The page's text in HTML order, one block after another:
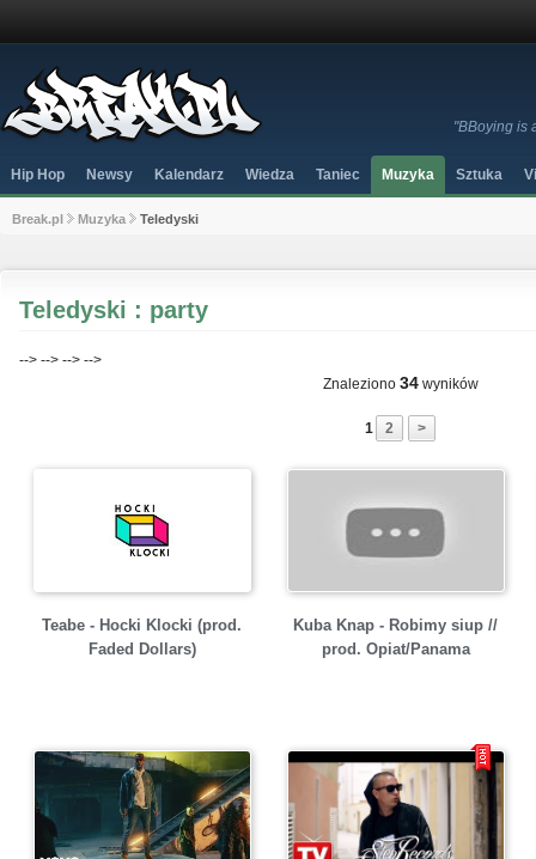
"BBoying is
Hip Hop Newsy Kalendarz Wiedza Taniec Muzyka Sztuka
Break.pl Muzyka Teledyski
Teledyski : party
--> --> --> -->
Znaleziono 34 wyników
1 2 >
Teabe - Hocki Klocki (prod.
Faded Dollars)
Kuba Knap - Robimy siup //
prod. Opiat/Panama